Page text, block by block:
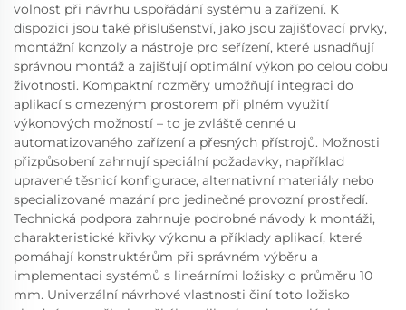
volnost při návrhu uspořádání systému a zařízení. K
dispozici jsou také příslušenství, jako jsou zajišťovací prvky,
montážní konzoly a nástroje pro seřízení, které usnadňují
správnou montáž a zajišťují optimální výkon po celou dobu
životnosti. Kompaktní rozměry umožňují integraci do
aplikací s omezeným prostorem při plném využití
výkonových možností – to je zvláště cenné u
automatizovaného zařízení a přesných přístrojů. Možnosti
přizpůsobení zahrnují speciální požadavky, například
upravené těsnicí konfigurace, alternativní materiály nebo
specializované mazání pro jedinečné provozní prostředí.
Technická podpora zahrnuje podrobné návody k montáži,
charakteristické křivky výkonu a příklady aplikací, které
pomáhají konstruktérům při správném výběru a
implementaci systémů s lineárními ložisky o průměru 10
mm. Univerzální návrhové vlastnosti činí toto ložisko